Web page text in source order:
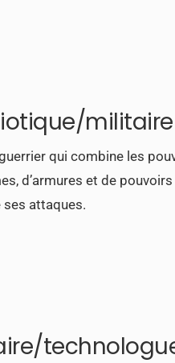
militaire
qui combine les
d’armures et de
ses attaques.